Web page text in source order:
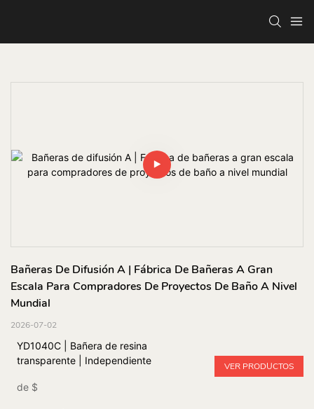
Bañeras De Difusión A | Fábrica De Bañeras A Gran
Escala Para Compradores De Proyectos De Baño A Nivel
Mundial
2026-07-02
YD1040C | Bañera de resina
transparente | Independiente
de $
VER PRODUCTOS